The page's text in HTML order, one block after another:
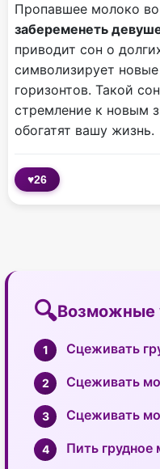
Пропавшее молоко
забеременеть
приводит сон о
символизирует
горизонтов. Такой
стремление к новым
обогатят вашу жизнь.
♥26
Возможные
Сцеживать
Сцеживать
Сцеживать
Пить грудное